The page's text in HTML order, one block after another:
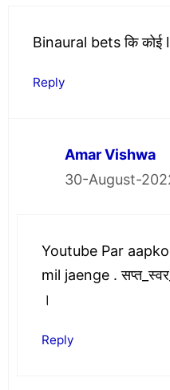
Binaural bets कि कोई
Reply
Amar Vishwa
30-August-
Youtube Par
mil jaenge .
।
Reply